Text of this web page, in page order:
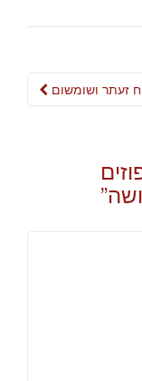
Post
זעתר ושומשום
”